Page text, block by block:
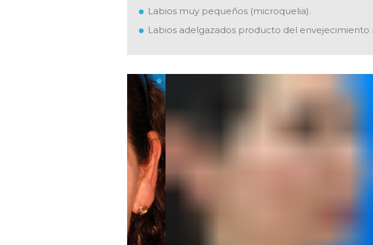
Labios muy pequeños (microquelia).
Labios adelgazados producto del envejecimiento